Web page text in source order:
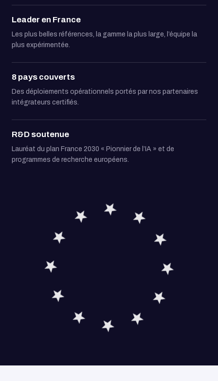
Leader en France
Les plus belles références, la gamme la plus large, l’équipe la
plus expérimentée.
8 pays couverts
Des déploiements opérationnels portés par nos partenaires
intégrateurs certifiés.
R&D soutenue
Lauréat du plan France 2030 « Pionnier de l’IA » et de
programmes de recherche européens.